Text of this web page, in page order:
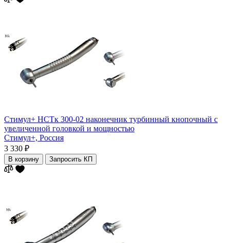
Стимул+ НСТк 300-02 наконечник турбинный кнопочный c
увеличенной головкой и мощностью
Стимул+, Россия
3 330 ₽
В корзину Запросить КП